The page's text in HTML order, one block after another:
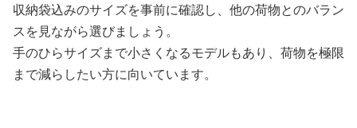
収納袋込みのサイズを事前に確認し、他の荷物とのバラン
スを見ながら選びましょう。
手のひらサイズまで小さくなるモデルもあり、荷物を極限
まで減らしたい方に向いています。